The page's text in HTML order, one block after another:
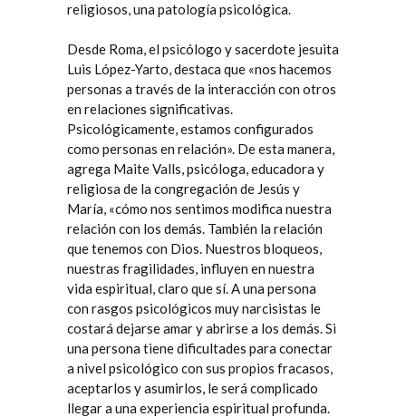
religiosos, una patología psicológica.
Desde Roma, el psicólogo y sacerdote jesuita
Luis López-Yarto, destaca que «nos hacemos
personas a través de la interacción con otros
en relaciones significativas.
Psicológicamente, estamos configurados
como personas en relación». De esta manera,
agrega Maite Valls, psicóloga, educadora y
religiosa de la congregación de Jesús y
María, «cómo nos sentimos modifica nuestra
relación con los demás. También la relación
que tenemos con Dios. Nuestros bloqueos,
nuestras fragilidades, influyen en nuestra
vida espiritual, claro que sí. A una persona
con rasgos psicológicos muy narcisistas le
costará dejarse amar y abrirse a los demás. Si
una persona tiene dificultades para conectar
a nivel psicológico con sus propios fracasos,
aceptarlos y asumirlos, le será complicado
llegar a una experiencia espiritual profunda.